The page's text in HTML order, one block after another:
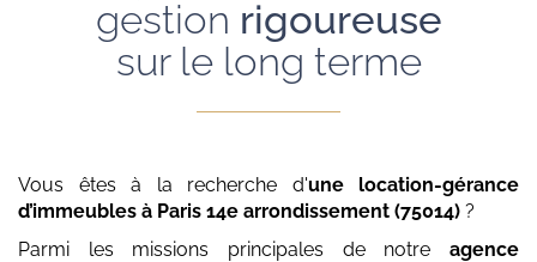
gestion rigoureuse
sur le long terme
Vous êtes à la recherche d'une location-gérance
d’immeubles à Paris 14e arrondissement (75014) ?
Parmi les missions principales de notre agence